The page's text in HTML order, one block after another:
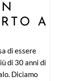
A
di essere
di 30 anni di
Diciamo